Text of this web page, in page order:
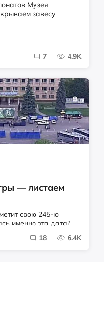
Музея
завесу
7 4.9K
— листаем
свою 245-ю
именно эта дата?
18 6.4K